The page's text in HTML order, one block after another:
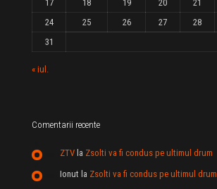
17
18 19 20 21
24
25 26 27 28
31
« iul.
Comentarii recente
ZTV la Zsolti va fi condus pe ultimul drum
Ionut la Zsolti va fi condus pe ultimul drum